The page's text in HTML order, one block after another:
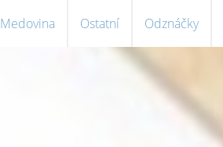
Medovina Ostatní Odznáčky